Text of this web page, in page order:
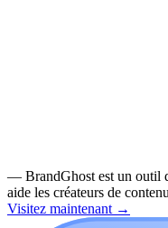
— BrandGhost est un outil
aide les créateurs de
Visitez maintenant →